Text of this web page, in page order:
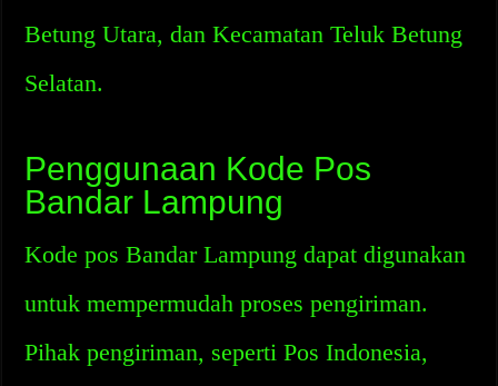
Betung Utara, dan Kecamatan Teluk Betung
Selatan.
Penggunaan Kode Pos
Bandar Lampung
Kode pos Bandar Lampung dapat digunakan
untuk mempermudah proses pengiriman.
Pihak pengiriman, seperti Pos Indonesia,